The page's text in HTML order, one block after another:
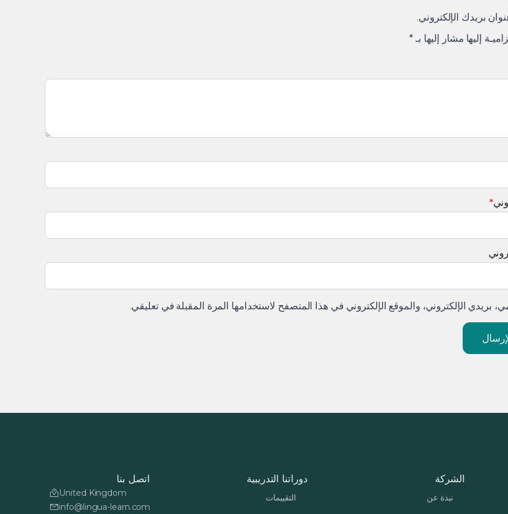
بريدك الإلكتروني.
إليها مشار إليها بـ*
*
بريدي الإلكتروني، والموقع الإلكتروني في هذا المتصفح لاستخدامها المرة المقبلة في تعليقي.
الشركة
نبذة عن
دوراتنا التدريبية
التقييمات
اتصل بنا
United Kingdom
info@lingua-learn.com